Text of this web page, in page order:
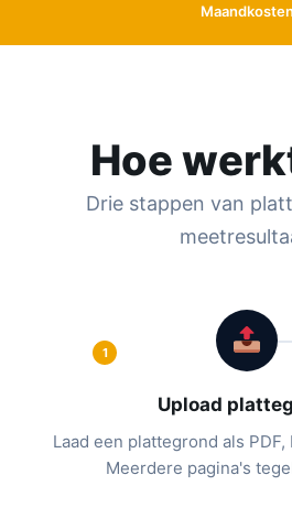
Maandkosten
Hoe
Drie stappen van
1
Upload
Laad een plattegrond als PDF,
Meerdere pagina's